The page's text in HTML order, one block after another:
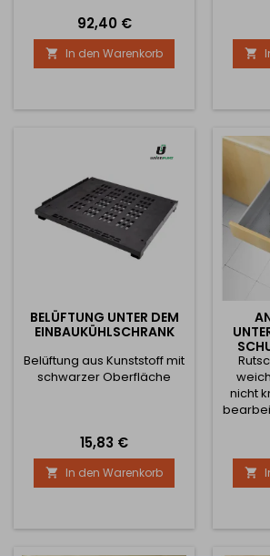
Enthält 2 Eimer mit einem
Fassungsvermögen von je
15 l. Dank seiner geringen
Höhe kann der Behälter
angebracht werden. Die
gleitet komplett aus dem
Preis
92,40 €
 In den Warenkorb
20 l.
aus
die

BELÜFTUNG UNTER DEM
EINBAUKÜHLSCHRANK
Belüftung aus Kunststoff mit
schwarzer Oberfläche
Preis
15,83 €
 In den Warenkorb
nicht
